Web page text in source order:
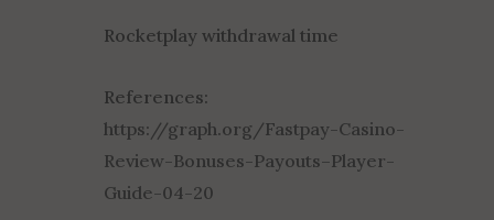
Rocketplay withdrawal time
References:
https://graph.org/Fastpay-Casino-
Review-Bonuses-Payouts–Player-
Guide-04-20